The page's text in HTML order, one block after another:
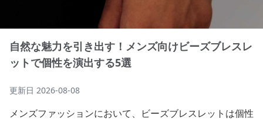
自然な魅力を引き出す！メンズ向けビーズブレスレ
ットで個性を演出する5選
更新日 2026-08-08
メンズファッションにおいて、ビーズブレスレットは個性